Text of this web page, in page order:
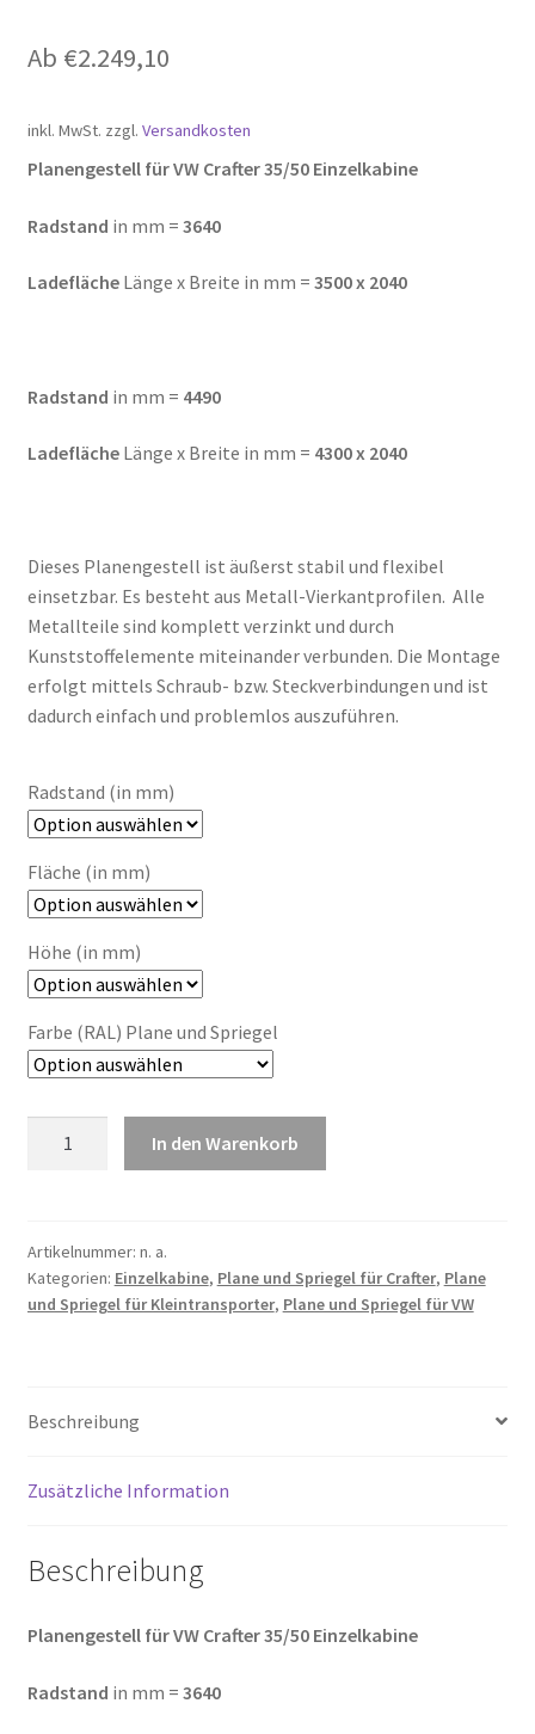
Ab €2.249,10
inkl. MwSt. zzgl. Versandkosten
Planengestell für VW Crafter 35/50 Einzelkabine
Radstand in mm = 3640
LadeflächeLänge x Breite in mm = 3500 x 2040
Radstand in mm = 4490
LadeflächeLänge x Breite in mm = 4300 x 2040
Dieses Planengestell ist äußerst stabil und flexibel
einsetzbar. Es besteht aus Metall-Vierkantprofilen. Alle
Metallteile sind komplett verzinkt und durch
Kunststoffelemente miteinander verbunden. Die Montage
erfolgt mittels Schraub- bzw. Steckverbindungen und ist
dadurch einfach und problemlos auszuführen.
Radstand (in mm)
Fläche (in mm)
Höhe (in mm)
Farbe (RAL) Plane und Spriegel
Crafter
35/50
EK
4490mm
In den Warenkorb
Artikelnummer: n. a.
Kategorien: Einzelkabine, Plane und Spriegel für Crafter, Plane
und Spriegel für Kleintransporter, Plane und Spriegel für VW
Beschreibung
Zusätzliche Information
Beschreibung
Planengestell für VW Crafter 35/50 Einzelkabine
Radstand in mm = 3640